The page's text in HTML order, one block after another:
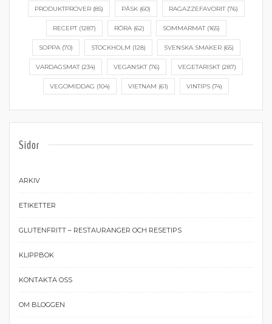
PRODUKTPROVER(85) PÅSK(60) RAGAZZEFAVORIT(76)
RECEPT(1287) RÖRA(62) SOMMARMAT(165)
SOPPA(70) STOCKHOLM (128) SVENSKA SMAKER(65)
VARDAGSMAT(234) VEGANSKT(76) VEGETARISKT(287)
VEGOMIDDAG (104) VIETNAM (61) VINTIPS (74)
Sidor
ARKIV
ETIKETTER
GLUTENFRITT – RESTAURANGER OCH RESETIPS
KLIPPBOK
KONTAKTA OSS
OM BLOGGEN